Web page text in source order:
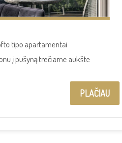
tipo apartamentai
į pušyną trečiame aukšte
PLAČIAU